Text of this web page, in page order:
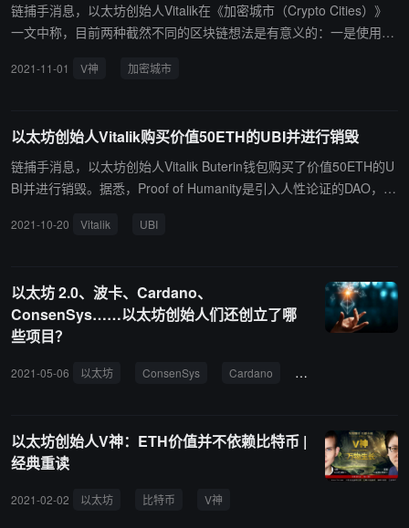
链捕手消息，以太坊创始人Vitalik在《加密城市（Crypto Cities）》
一文中称，目前两种截然不同的区块链想法是有意义的：一是使用区
链对土地和其他稀缺资产实施新的试验性所有权形式，以及新的试验
有很多机会，尽管面临挑战，但加密城市的时代已经到来。（来源链
接）
2021-11-01 V神 加密城市
以太坊创始人Vitalik购买价值50ETH的UBI并进行销毁
链捕手消息，以太坊创始人Vitalik Buterin钱包购买了价值50ETH的U
BI并进行销毁。据悉，Proof of Humanity是引入人性论证的DAO，使
$UBI是Proof of Humanity的代币。（来源链接）
2021-10-20 Vitalik UBI
以太坊 2.0、波卡、Cardano、
ConsenSys……以太坊创始人们还创立了哪
些项目？
2021-05-06 以太坊 ConsenSys Cardano Polkadot
以太坊创始人V神：ETH价值并不依赖比特币 |
经典重读
2021-02-02 以太坊 比特币 V神